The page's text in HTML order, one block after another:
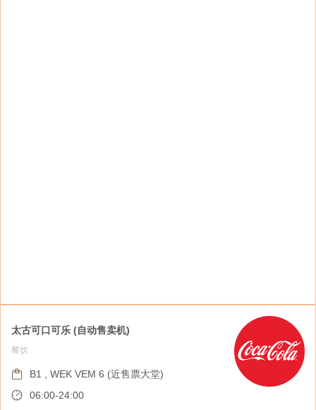
「智方便」自助登记站
旅游服务
B1 , WEK VEM 4 (近售票大堂)
太古可口可乐 (自动售卖机)
餐饮
B1 , WEK VEM 6 (近售票大堂)
06:00-24:00